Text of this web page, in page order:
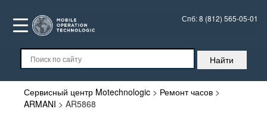
Спб:8 (812) 565-05-01
Сервисный центр Motechnologic > Ремонт часов >
ARMANI > AR5868